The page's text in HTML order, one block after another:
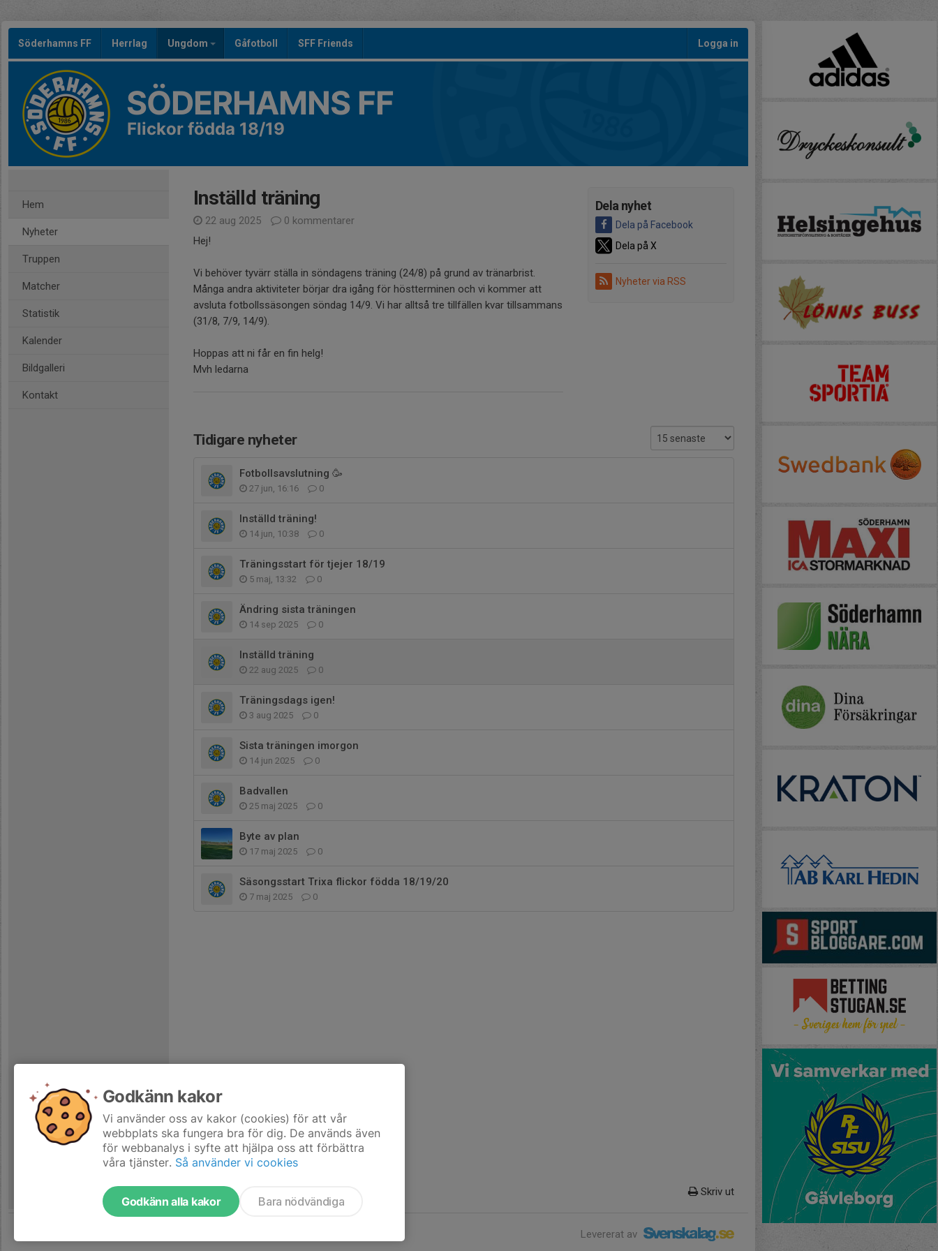
Söderhamns FF Herrlag Ungdom Gåfotboll SFF Friends Logga in
SÖDERHAMNS FF
Flickor födda 18/19
Hem
Nyheter
Truppen
Matcher
Statistik
Kalender
Bildgalleri
Kontakt
Dela nyhet
Dela på Facebook
Dela på X
Nyheter via RSS
Inställd träning
22 aug 2025
0 kommentarer
Hej!
Vi behöver tyvärr ställa in söndagens träning (24/8) på grund av tränarbrist.
Många andra aktiviteter börjar dra igång för höstterminen och vi kommer att
avsluta fotbollssäsongen söndag 14/9. Vi har alltså tre tillfällen kvar tillsammans
(31/8, 7/9, 14/9).
Hoppas att ni får en fin helg!
Mvh ledarna
Tidigare nyheter
Fotbollsavslutning 🥳
27 jun, 16:16 0
Inställd träning!
14 jun, 10:38 0
Träningsstart för tjejer 18/19
5 maj, 13:32 0
Ändring sista träningen
14 sep 2025 0
Inställd träning
22 aug 2025 0
Träningsdags igen!
3 aug 2025 0
Sista träningen imorgon
14 jun 2025 0
Badvallen
25 maj 2025 0
Byte av plan
17 maj 2025 0
Säsongsstart Trixa flickor födda 18/19/20
7 maj 2025 0
Skriv ut
Levererat av
Godkänn kakor
Vi använder oss av kakor (cookies) för att vår
webbplats ska fungera bra för dig. De används även
för webbanalys i syfte att hjälpa oss att förbättra
våra tjänster. Så använder vi cookies
Godkänn alla kakor Bara nödvändiga